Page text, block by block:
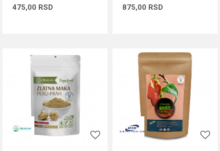
475,00 RSD 875,00 RSD